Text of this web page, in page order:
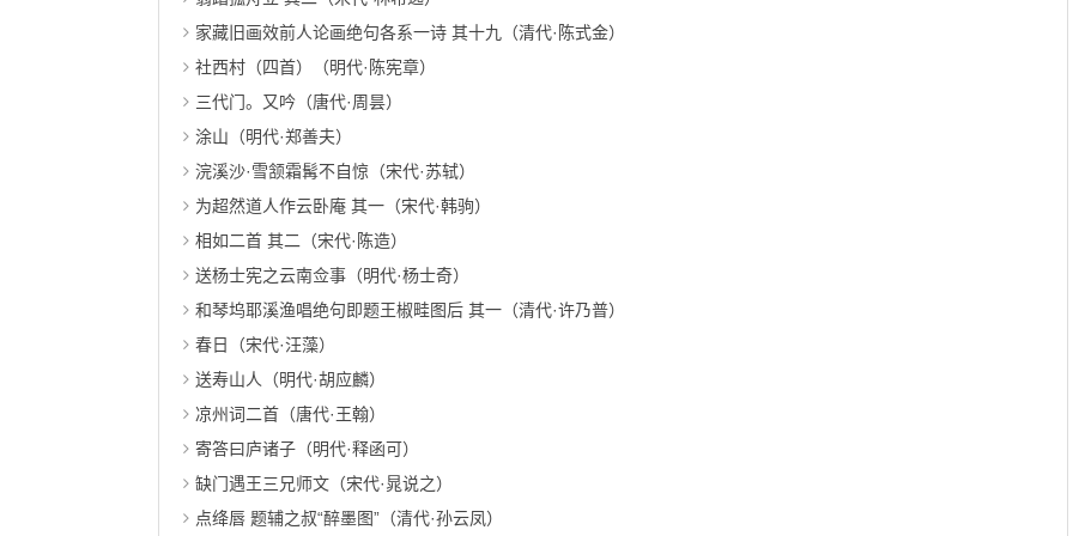
家藏旧画效前人论画绝句各系一诗 其十九（清代·陈式金）
社西村（四首）（明代·陈宪章）
三代门。又吟（唐代·周昙）
涂山（明代·郑善夫）
浣溪沙·雪颔霜髯不自惊（宋代·苏轼）
为超然道人作云卧庵 其一（宋代·韩驹）
相如二首 其二（宋代·陈造）
送杨士宪之云南佥事（明代·杨士奇）
和琴坞耶溪渔唱绝句即题王椒畦图后 其一（清代·许乃普）
春日（宋代·汪藻）
送寿山人（明代·胡应麟）
凉州词二首（唐代·王翰）
寄答曰庐诸子（明代·释函可）
缺门遇王三兄师文（宋代·晁说之）
点绛唇 题辅之叔“醉墨图”（清代·孙云凤）